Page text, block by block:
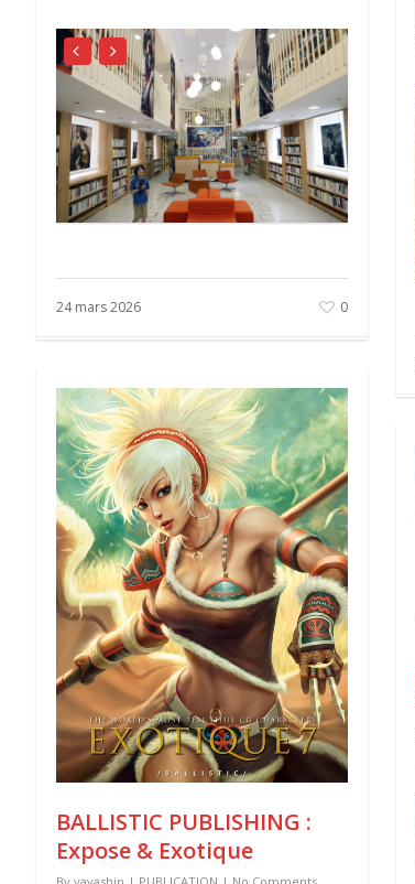
24 mars 2026 0
BALLISTIC PUBLISHING :
Expose & Exotique
By yayashin | PUBLICATION | No Comments